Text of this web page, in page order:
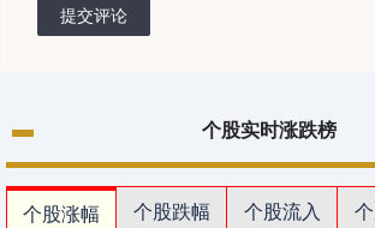
提交评论
个股实时涨跌榜
个股涨幅 个股跌幅 个股流入